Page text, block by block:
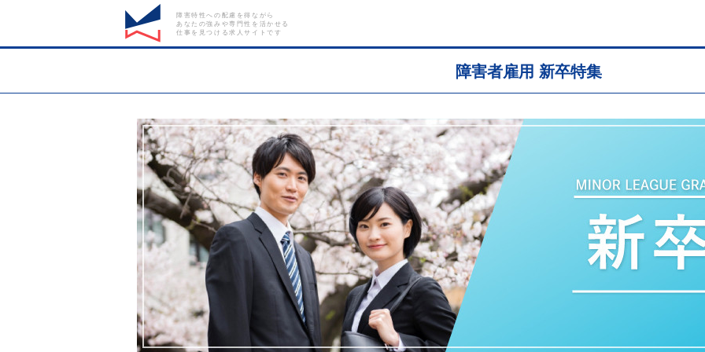
障害特性への配慮を得ながら
あなたの強みや専門性を活かせる
仕事を見つける求人サイトです
障害者雇用 新卒特集